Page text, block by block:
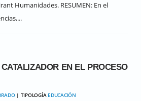
Humanidades. RESUMEN: En el
EN EL PROCESO
| TIPOLOGÍA EDUCACIÓN